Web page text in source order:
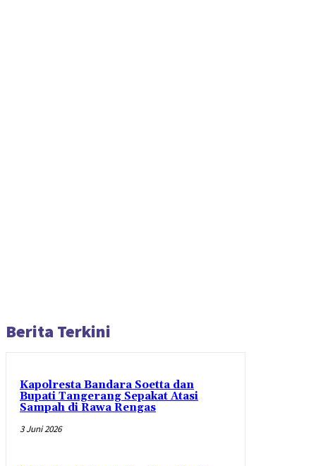
Berita Terkini
Kapolresta Bandara Soetta dan
Bupati Tangerang Sepakat Atasi
Sampah di Rawa Rengas
3 Juni 2026